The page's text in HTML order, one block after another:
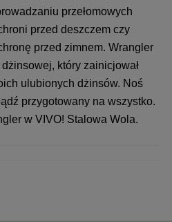
przełomowych
przed deszczem czy
przed zimnem. Wrangler
który zainicjował
ulubionych dżinsów. Noś
przygotowany na wszystko.
w VIVO! Stalowa Wola.